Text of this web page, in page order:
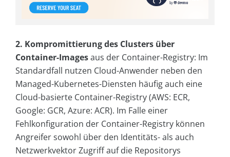
2. Kompromittierung des Clusters über
Container-Imagesaus der Container-Registry: Im
Standardfall nutzen Cloud-Anwender neben den
Managed-Kubernetes-Diensten häufig auch eine
Cloud-basierte Container-Registry (AWS: ECR,
Google: GCR, Azure: ACR). Im Falle einer
Fehlkonfiguration der Container-Registry können
Angreifer sowohl über den Identitäts- als auch
Netzwerkvektor Zugriff auf die Repositorys